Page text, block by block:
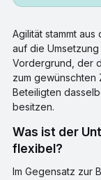
Agilität stammt
auf die
Vordergrund, der
zum gewünschten
Beteiligten
besitzen.
Was ist der Unterschied zwischen agil und
flexibel?
Im Gegensatz zur